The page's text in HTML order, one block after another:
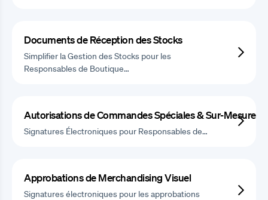
Documents de Réception des Stocks
Simplifier la Gestion des Stocks pour les
Responsables de Boutique…
Autorisations de Commandes Spéciales & Sur-Mesure
Signatures Électroniques pour Responsables de…
Approbations de Merchandising Visuel
Signatures électroniques pour les approbations